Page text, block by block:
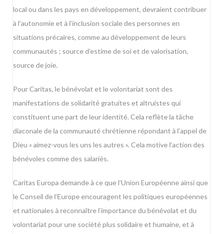
local ou dans les pays en développement, devraient contribuer
à l’autonomie et à l’inclusion sociale des personnes en
situations précaires, comme au développement de leurs
communautés ; source d’estime de soi et de valorisation,
source de joie.
Pour Caritas, le bénévolat et le volontariat sont des
manifestations de solidarité gratuites et altruistes qui
constituent une part de leur identité. Cela reflète la tâche
diaconale de la communauté chrétienne répondant à l’appel de
Dieu « aimez-vous les uns les autres ». Cela motive l’action des
bénévoles comme des salariés.
Caritas Europa demande à ce que l’Union Européenne ainsi que
le Conseil de l’Europe encouragent les politiques européennes
et nationales à reconnaître l’importance du bénévolat et du
volontariat pour une société plus solidaire et humaine, et à